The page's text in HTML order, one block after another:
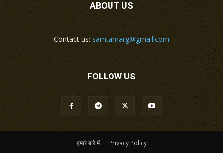
ABOUT US
Contact us: samtamarg@gmail.com
FOLLOW US
हमारे बारे में Privacy Policy